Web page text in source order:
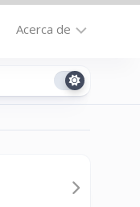
Acerca de
Contacto